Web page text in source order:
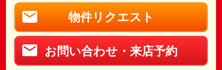
物件リクエスト
お問い合わせ・来店予約